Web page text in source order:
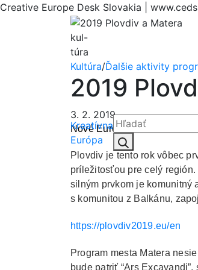
Creative Europe Desk Slovakia |
Kreatívna
Európa
Hľadať:
kul-
túra
Kultúra/Ďalšie aktivity
2019
3. 2. 2019
Nové Európske hlavné
Plovdiv je tento rok vôbec
príležitosťou pre celý
silným prvkom je komunitný
s komunitou z Balkánu,
https://plovdiv2019.eu/en
Program mesta Matera
bude patriť “Ars